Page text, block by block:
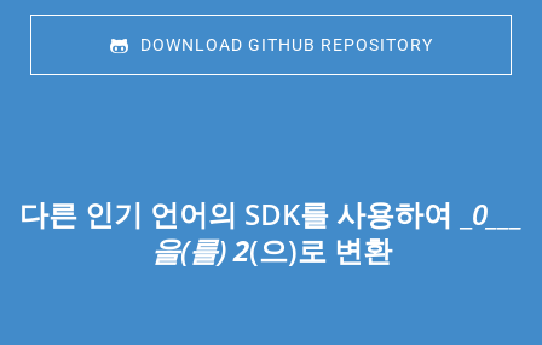
DOWNLOAD GITHUB REPOSITORY
다른 인기 언어의 SDK를 사용하여 _ 0___
을(를)2(으)로 변환